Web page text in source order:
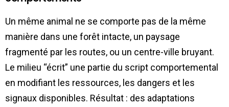
Un même animal ne se comporte pas de la même
manière dans une forêt intacte, un paysage
fragmenté par les routes, ou un centre-ville bruyant.
Le milieu “écrit” une partie du script comportemental
en modifiant les ressources, les dangers et les
signaux disponibles. Résultat : des adaptations